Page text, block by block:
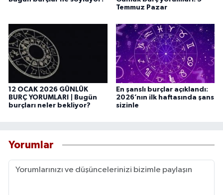
Temmuz Pazar
12 OCAK 2026 GÜNLÜK
BURÇ YORUMLARI | Bugün
burçları neler bekliyor?
En şanslı burçlar açıklandı:
2026’nın ilk haftasında şans
sizinle
Yorumlar